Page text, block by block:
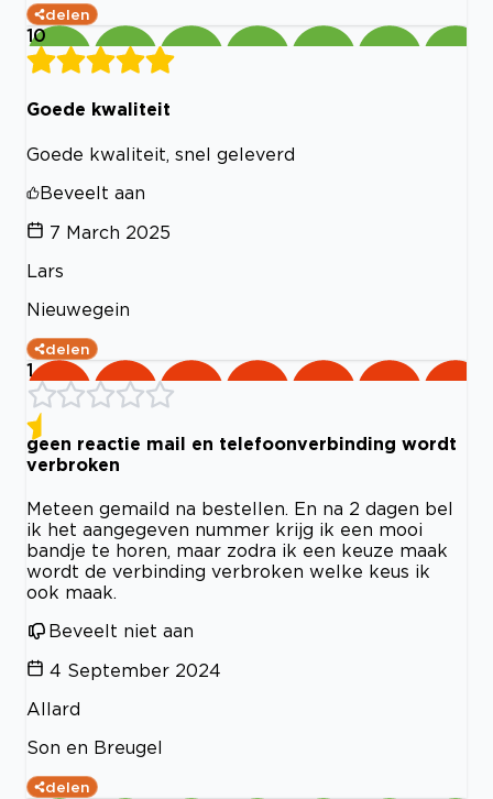
delen
10
Goede kwaliteit
Goede kwaliteit, snel geleverd
Beveelt aan
7 March 2025
Lars
Nieuwegein
delen
1
geen reactie mail en telefoonverbinding wordt
verbroken
Meteen gemaild na bestellen. En na 2 dagen bel
ik het aangegeven nummer krijg ik een mooi
bandje te horen, maar zodra ik een keuze maak
wordt de verbinding verbroken welke keus ik
ook maak.
Beveelt niet aan
4 September 2024
Allard
Son en Breugel
delen